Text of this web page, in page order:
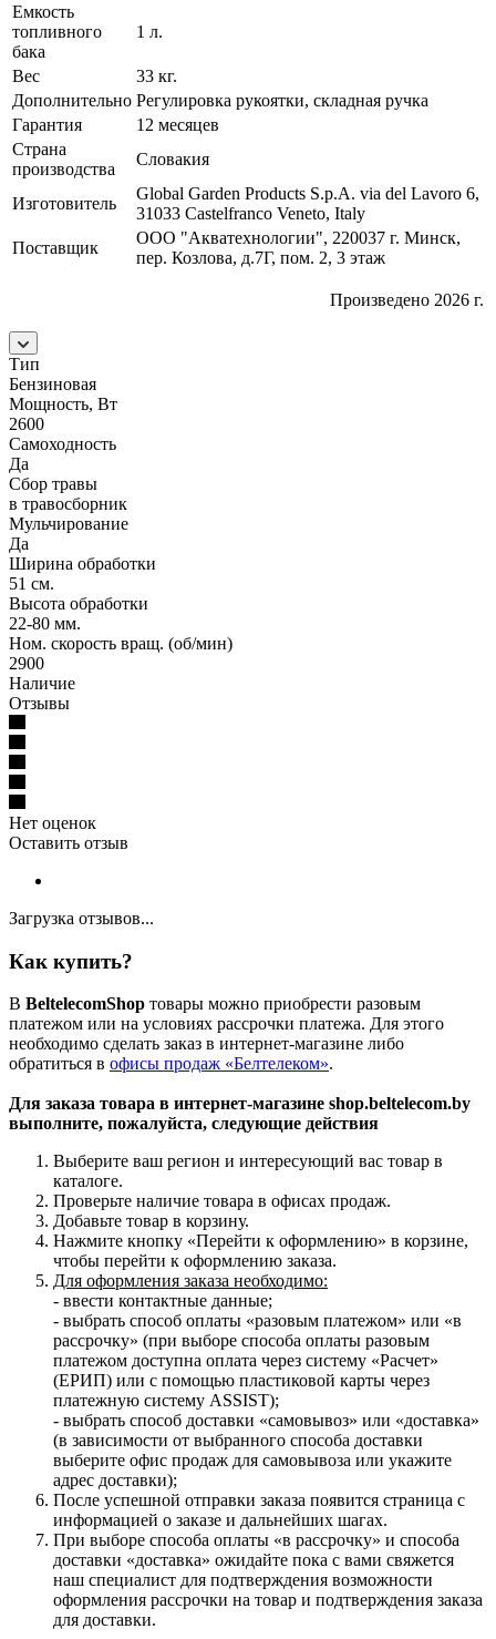
Емкость
топливного
бака
1 л.
Вес
33 кг.
Дополнительно Регулировка рукоятки, складная ручка
Гарантия
12 месяцев
Страна
производства
Словакия
Изготовитель
Global Garden Products S.p.A. via del Lavoro 6,
31033 Castelfranco Veneto, Italy
Поставщик
ООО "Акватехнологии", 220037 г. Минск,
пер. Козлова, д.7Г, пом. 2, 3 этаж
Произведено 2026 г.
Тип
Бензиновая
Мощность, Вт
2600
Самоходность
Да
Сбор травы
в травосборник
Мульчирование
Да
Ширина обработки
51 см.
Высота обработки
22-80 мм.
Ном. скорость вращ. (об/мин)
2900
Наличие
Отзывы
Нет оценок
Оставить отзыв
Загрузка отзывов...
Как купить?
В BeltelecomShop товары можно приобрести разовым
платежом или на условиях рассрочки платежа. Для этого
необходимо сделать заказ в интернет-магазине либо
обратиться в офисы продаж «Белтелеком».
Для заказа товара в интернет-магазине shop.beltelecom.by
выполните, пожалуйста, следующие действия
Выберите ваш регион и интересующий вас товар в
каталоге.
Проверьте наличие товара в офисах продаж.
Добавьте товар в корзину.
Нажмите кнопку «Перейти к оформлению» в корзине,
чтобы перейти к оформлению заказа.
Для оформления заказа необходимо:
- ввести контактные данные;
- выбрать способ оплаты «разовым платежом» или «в
рассрочку» (при выборе способа оплаты разовым
платежом доступна оплата через систему «Расчет»
(ЕРИП) или с помощью пластиковой карты через
платежную систему ASSIST);
- выбрать способ доставки «самовывоз» или «доставка»
(в зависимости от выбранного способа доставки
выберите офис продаж для самовывоза или укажите
адрес доставки);
После успешной отправки заказа появится страница с
информацией о заказе и дальнейших шагах.
При выборе способа оплаты «в рассрочку» и способа
доставки «доставка» ожидайте пока с вами свяжется
наш специалист для подтверждения возможности
оформления рассрочки на товар и подтверждения заказа
для доставки.